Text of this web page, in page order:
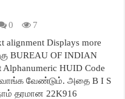
0
7
alignment Displays more
BUREAU OF INDIAN
HUID Code
வேண்டும். அதை B I S
தரமான 22K916